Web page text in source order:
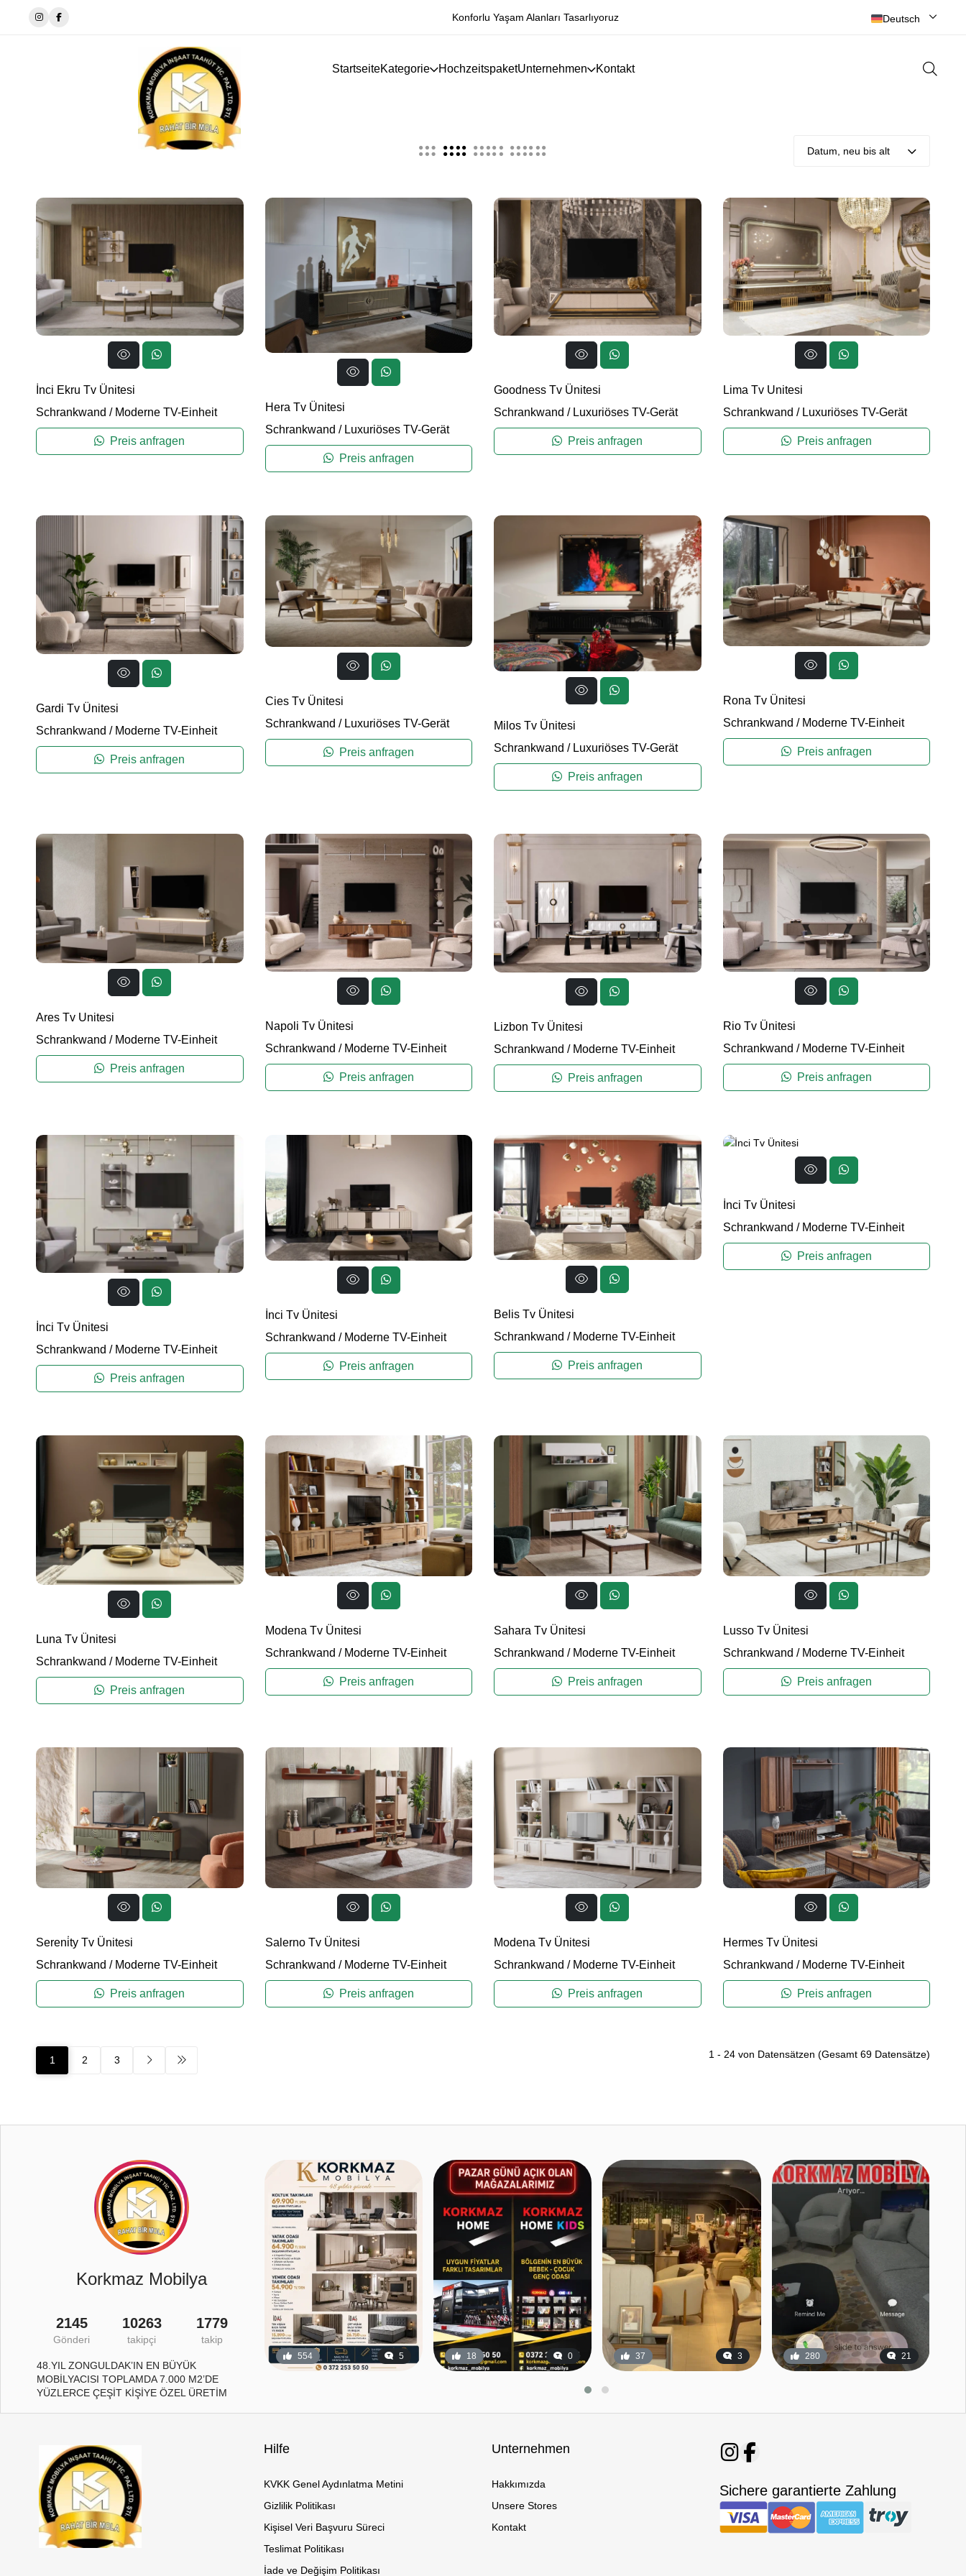
Konforlu Yaşam Alanları Tasarlıyoruz Deutsch
StartseiteKategorie HochzeitspaketUnternehmen Kontakt
Datum, neu bis alt
İnci Ekru Tv Ünitesi
Schrankwand / Moderne TV-Einheit
Preis anfragen
Hera Tv Ünitesi
Schrankwand / Luxuriöses TV-Gerät
Preis anfragen
Goodness Tv Ünitesi
Schrankwand / Luxuriöses TV-Gerät
Preis anfragen
Lima Tv Unitesi
Schrankwand / Luxuriöses TV-Gerät
Preis anfragen
Gardi Tv Ünitesi
Schrankwand / Moderne TV-Einheit
Preis anfragen
Cies Tv Ünitesi
Schrankwand / Luxuriöses TV-Gerät
Preis anfragen
Milos Tv Ünitesi
Schrankwand / Luxuriöses TV-Gerät
Preis anfragen
Rona Tv Ünitesi
Schrankwand / Moderne TV-Einheit
Preis anfragen
Ares Tv Unitesi
Schrankwand / Moderne TV-Einheit
Preis anfragen
Napoli Tv Ünitesi
Schrankwand / Moderne TV-Einheit
Preis anfragen
Lizbon Tv Ünitesi
Schrankwand / Moderne TV-Einheit
Preis anfragen
Rio Tv Ünitesi
Schrankwand / Moderne TV-Einheit
Preis anfragen
İnci Tv Ünitesi
Schrankwand / Moderne TV-Einheit
Preis anfragen
İnci Tv Ünitesi
Schrankwand / Moderne TV-Einheit
Preis anfragen
Belis Tv Ünitesi
Schrankwand / Moderne TV-Einheit
Preis anfragen
İnci Tv Ünitesi
Schrankwand / Moderne TV-Einheit
Preis anfragen
Luna Tv Ünitesi
Schrankwand / Moderne TV-Einheit
Preis anfragen
Modena Tv Ünitesi
Schrankwand / Moderne TV-Einheit
Preis anfragen
Sahara Tv Ünitesi
Schrankwand / Moderne TV-Einheit
Preis anfragen
Lusso Tv Ünitesi
Schrankwand / Moderne TV-Einheit
Preis anfragen
Sereni̇ty Tv Ünitesi
Schrankwand / Moderne TV-Einheit
Preis anfragen
Salerno Tv Ünitesi
Schrankwand / Moderne TV-Einheit
Preis anfragen
Modena Tv Ünitesi
Schrankwand / Moderne TV-Einheit
Preis anfragen
Hermes Tv Ünitesi
Schrankwand / Moderne TV-Einheit
Preis anfragen
1 2 3
1 - 24 von Datensätzen (Gesamt 69 Datensätze)
Korkmaz Mobilya
2145
Gönderi
10263
takipçi
1779
takip
48.YIL ZONGULDAK’IN EN BÜYÜK
MOBİLYACISI TOPLAMDA 7.000 M2’DE
YÜZLERCE ÇEŞİT KİŞİYE ÖZEL ÜRETİM
554 5 18 0 37 3 280 21
Hilfe
KVKK Genel Aydınlatma Metini
Gizlilik Politikası
Kişisel Veri Başvuru Süreci
Teslimat Politikası
İade ve Değişim Politikası
Unternehmen
Hakkımızda
Unsere Stores
Kontakt
Sichere garantierte Zahlung